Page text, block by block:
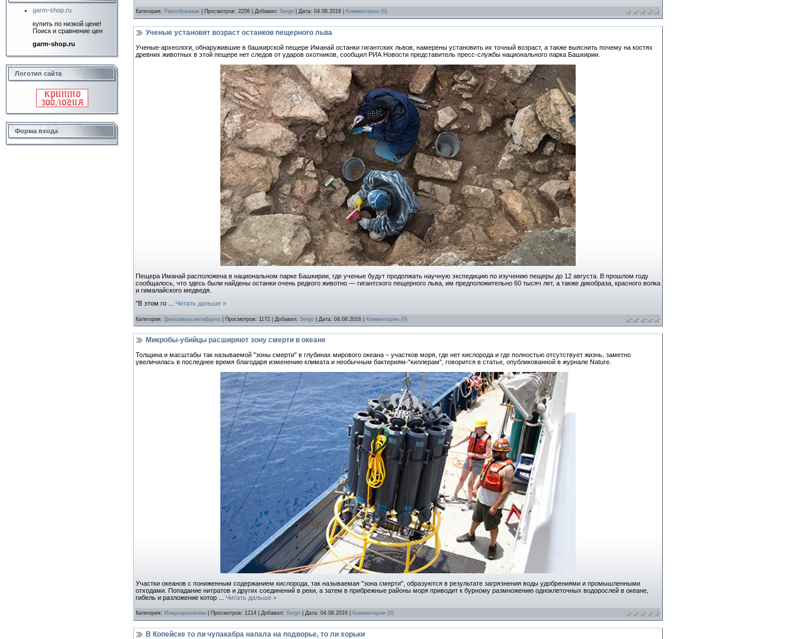
garm-shop.ru
купить по низкой цене!
Поиск и сравнение цен
garm-shop.ru
Логотип сайта
Форма входа
Категория: Ракообразные | Просмотров: 2256 | Добавил: Sergo | Дата: 04.08.2016 Комментарии (0)
Ученые установят возраст останков пещерного льва
Ученые-археологи, обнаружившие в башкирской пещере Иманай останки гигантских львов, намерены установить их точный возраст, а также выяснить почему на костях
древних животных в этой пещере нет следов от ударов охотников, сообщил РИА Новости представитель пресс-службы национального парка Башкирии.
Пещера Иманай расположена в национальном парке Башкирии, где ученые будут продолжать научную экспедицию по изучению пещеры до 12 августа. В прошлом году
сообщалось, что здесь были найдены останки очень редкого животно — гигантского пещерного льва, им предположительно 60 тысяч лет, а также дикобраза, красного волка
и гималайского медведя.
"В этом го
Читать дальше »
Категория: Динозавры,мегафауна | Просмотров: 1172 | Добавил: Sergo | Дата: 04.08.2016 Комментарии (0)
Микробы-убийцы расширяют зону смерти в океане
Толщина и масштабы так называемой "зоны смерти" в глубинах мирового океана – участков моря, где нет кислорода и где полностью отсутствует жизнь, заметно
увеличилась в последнее время благодаря изменению климата и необычным бактериям-"киллерам", говорится в статье, опубликованной в журнале Nature.
Участки океанов с пониженным содержанием кислорода, так называемая "зона смерти", образуются в результате загрязнения воды удобрениями и промышленными
отходами. Попадание нитратов и других соединений в реки, а затем в прибрежные районы моря приводит к бурному размножению одноклеточных водорослей в океане,
гибель и разложение котор
Читать дальше »
Категория: Микроорганизмы | Просмотров: 1214 | Добавил: Sergo | Дата: 04.08.2016 Комментарии (0)
В Копейске то ли чупакабра напала на подворье, то ли хорьки